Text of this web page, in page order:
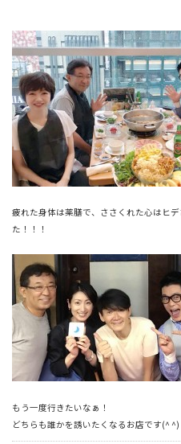
疲れた身体は薬膳で、ささくれた心はヒ
た！！！
もう一度行きたいなぁ！
どちらも誰かを誘いたくなるお店です(^ ^)